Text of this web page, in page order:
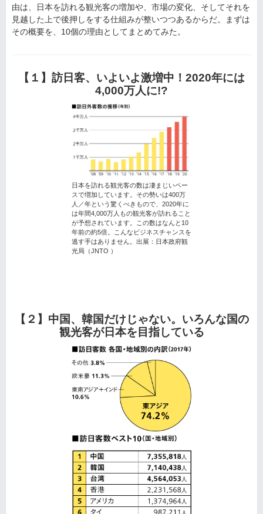
由は、日本を訪れる観光客の増加や、市場の変化、そしてそれを
見越した上で後押しをする仕組みが整いつつあるからだ。まずは
その概要を、10個の理由としてまとめてみた。
【１】訪日客、いよいよ激増中！2020年には
4,000万人に!?
日本を訪れる観光客の数は凄まじいペー
スで増加しています。その勢いは400万
人／年という驚くべきもので、2020年に
は年間4,000万人もの観光客が訪れること
が予想されています。この数はなんと10
年前の約5倍。こんなビジネスチャンスを
逃す手はありません。出展：日本政府観
光局（JNTO ）
【２】中国、韓国だけじゃない。いろんな国の
観光客が日本を目指している